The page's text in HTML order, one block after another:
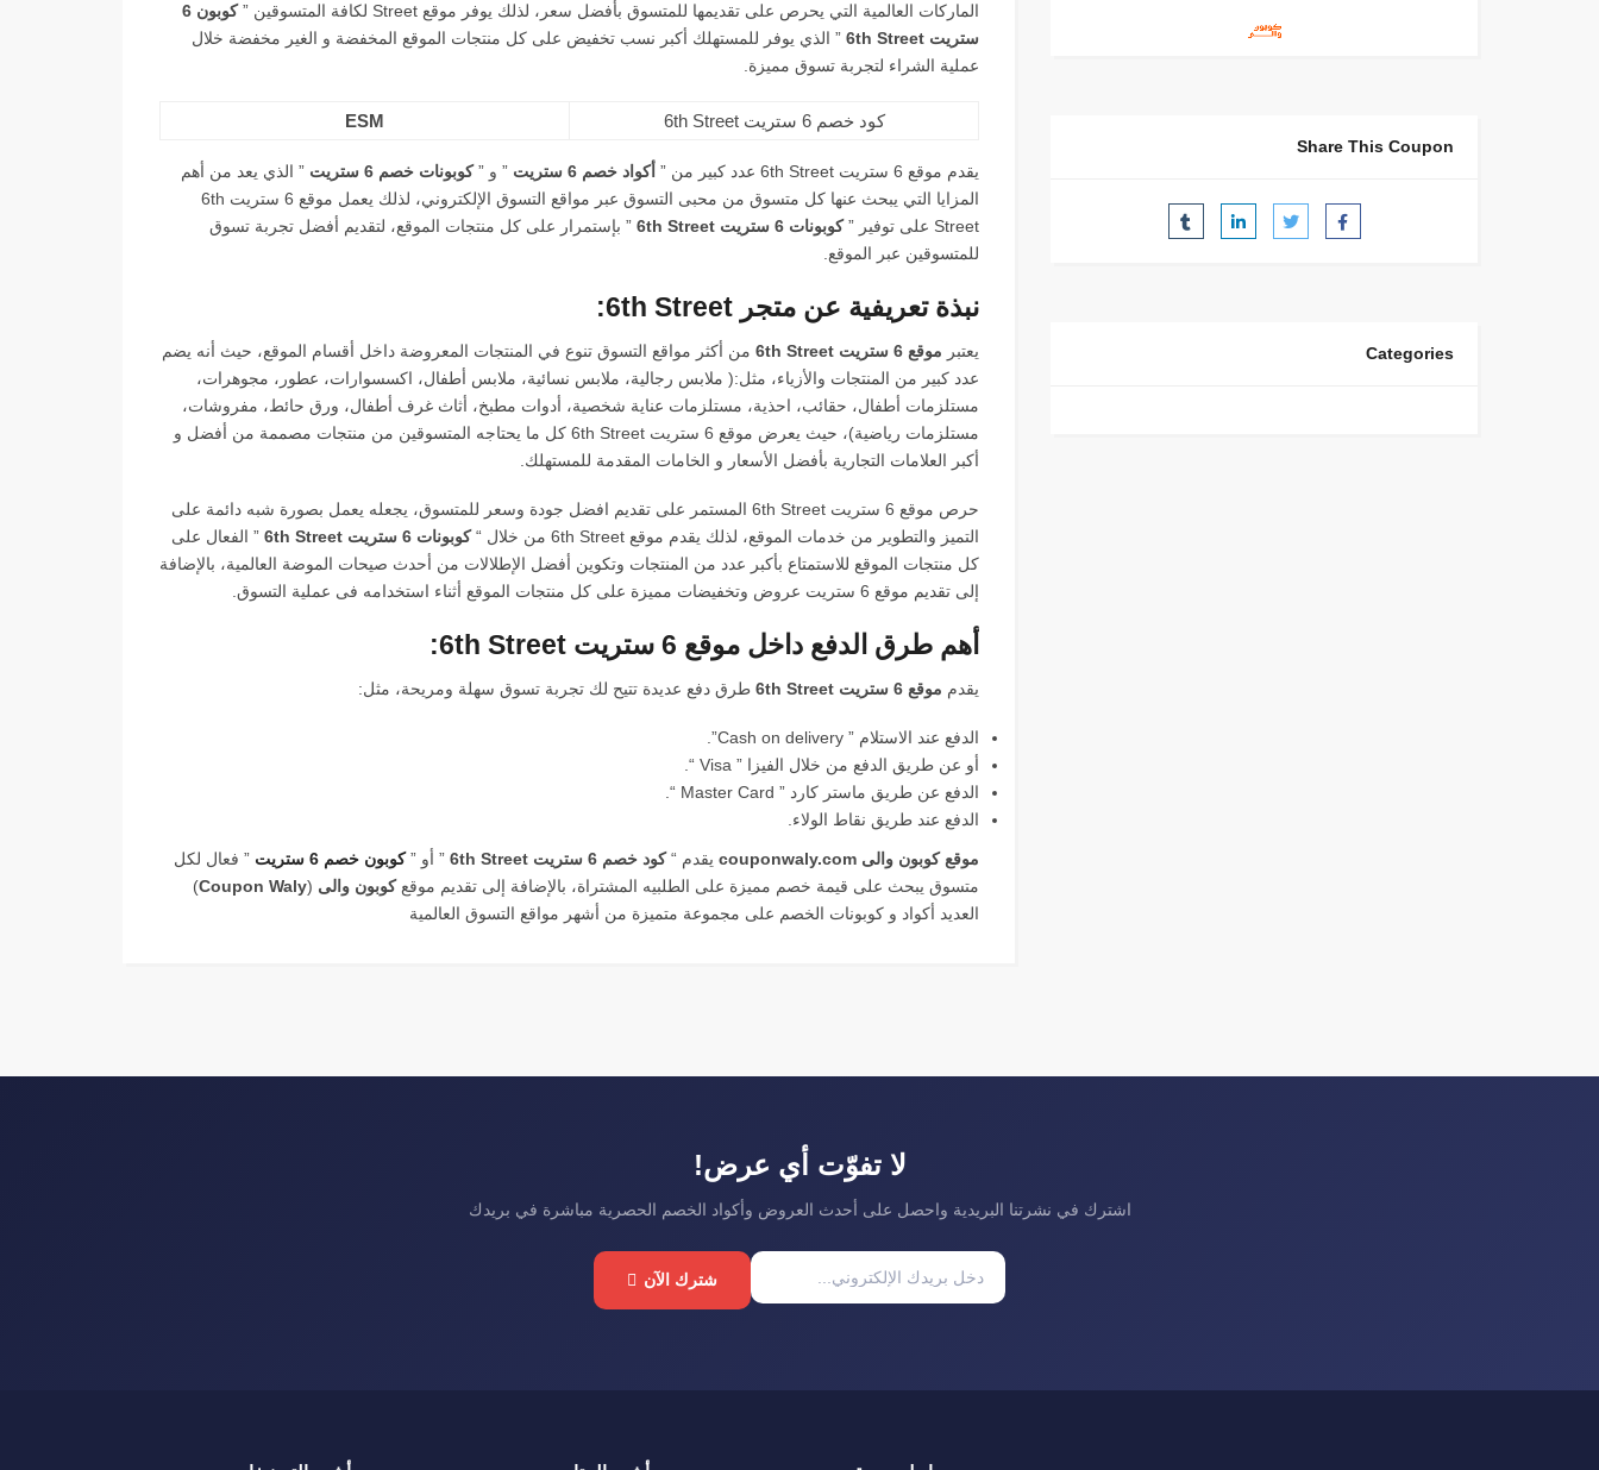
Share This Coupon
Categories
الماركات العالمية التي يحرص على تقديمها للمتسوق بأفضل سعر، لذلك يوفر موقع Street لكافة المتسوقين ”
كوبون 6
ستريت 6th Street
” الذي يوفر للمستهلك أكبر نسب تخفيض على كل منتجات الموقع المخفضة و الغير مخفضة خلال
عملية الشراء لتجربة تسوق مميزة.
كود خصم 6 ستريت 6th Street ESM
يقدم موقع 6 ستريت 6th Street عدد كبير من ” أكواد خصم 6 ستريت ” و ”كوبونات خصم 6 ستريت
” الذي يعد من أهم
المزايا التي يبحث عنها كل متسوق من محبى التسوق عبر مواقع التسوق الإلكتروني، لذلك يعمل موقع 6 ستريت 6th
Street على توفير ”
كوبونات 6 ستريت 6th Street
” بإستمرار على كل منتجات الموقع، لتقديم أفضل تجربة تسوق
للمتسوقين عبر الموقع.
نبذة تعريفية عن متجر 6th Street:
يعتبر موقع 6 ستريت 6th Street
من أكثر مواقع التسوق تنوع في المنتجات المعروضة داخل أقسام الموقع، حيث أنه يضم
عدد كبير من المنتجات والأزياء، مثل:( ملابس رجالية، ملابس نسائية، ملابس أطفال، اكسسوارات، عطور، مجوهرات،
مستلزمات أطفال، حقائب، احذية، مستلزمات عناية شخصية، أدوات مطبخ، أثاث غرف أطفال، ورق حائط، مفروشات،
مستلزمات رياضية)، حيث يعرض موقع 6 ستريت 6th Street كل ما يحتاجه المتسوقين من منتجات مصممة من أفضل و
أكبر العلامات التجارية بأفضل الأسعار و الخامات المقدمة للمستهلك.
حرص موقع 6 ستريت 6th Street المستمر على تقديم افضل جودة وسعر للمتسوق، يجعله يعمل بصورة شبه دائمة على
التميز والتطوير من خدمات الموقع، لذلك يقدم موقع 6th Street من خلال “
كوبونات 6 ستريت 6th Street
” الفعال على
كل منتجات الموقع للاستمتاع بأكبر عدد من المنتجات وتكوين أفضل الإطلالات من أحدث صيحات الموضة العالمية، بالإضافة
إلى تقديم موقع 6 ستريت عروض وتخفيضات مميزة على كل منتجات الموقع أثناء استخدامه فى عملية التسوق.
أهم طرق الدفع داخل موقع 6 ستريت 6th Street:
يقدم موقع 6 ستريت 6th Street طرق دفع عديدة تتيح لك تجربة تسوق سهلة ومريحة، مثل:
الدفع عند الاستلام ” Cash on delivery”.
أو عن طريق الدفع من خلال الفيزا ” Visa “.
الدفع عن طريق ماستر كارد ” Master Card “.
الدفع عند طريق نقاط الولاء.
موقع كوبون والى couponwaly.com يقدم “كود خصم 6 ستريت 6th Street ” أو ”كوبون خصم 6 ستريت
” فعال لكل
متسوق يبحث على قيمة خصم مميزة على الطلبيه المشتراة، بالإضافة إلى تقديم موقع كوبون والى (
Coupon Waly
)
العديد أكواد و كوبونات الخصم على مجموعة متميزة من أشهر مواقع التسوق العالمية
لا تفوّت أي عرض!
اشترك في نشرتنا البريدية واحصل على أحدث العروض وأكواد الخصم الحصرية مباشرة في بريدك
شترك الآن